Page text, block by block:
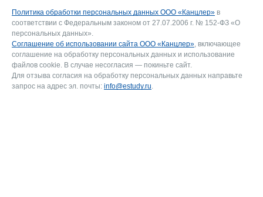
Политика обработки персональных данных ООО «Канцлер» в
соответствии с Федеральным законом от 27.07.2006 г. № 152-ФЗ «О
персональных данных».
Соглашение об использовании сайта ООО «Канцлер», включающее
соглашение на обработку персональных данных и использование
файлов cookie. В случае несогласия — покиньте сайт.
Для отзыва согласия на обработку персональных данных направьте
запрос на адрес эл. почты: info@estudy.ru.